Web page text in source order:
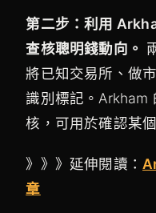
第二步：利用
查核聰明錢動向。
將已知交易所、做
識別標記。Arkham
核，可用於確認某
》》》延伸閱讀：
章